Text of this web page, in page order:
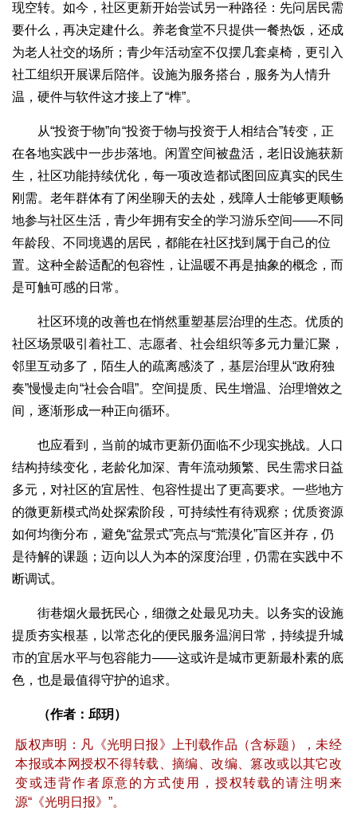
现空转。如今，社区更新开始尝试另一种路径：先问居民需
要什么，再决定建什么。养老食堂不只提供一餐热饭，还成
为老人社交的场所；青少年活动室不仅摆几套桌椅，更引入
社工组织开展课后陪伴。设施为服务搭台，服务为人情升
温，硬件与软件这才接上了“榫”。
从“投资于物”向“投资于物与投资于人相结合”转变，正
在各地实践中一步步落地。闲置空间被盘活，老旧设施获新
生，社区功能持续优化，每一项改造都试图回应真实的民生
刚需。老年群体有了闲坐聊天的去处，残障人士能够更顺畅
地参与社区生活，青少年拥有安全的学习游乐空间——不同
年龄段、不同境遇的居民，都能在社区找到属于自己的位
置。这种全龄适配的包容性，让温暖不再是抽象的概念，而
是可触可感的日常。
社区环境的改善也在悄然重塑基层治理的生态。优质的
社区场景吸引着社工、志愿者、社会组织等多元力量汇聚，
邻里互动多了，陌生人的疏离感淡了，基层治理从“政府独
奏”慢慢走向“社会合唱”。空间提质、民生增温、治理增效之
间，逐渐形成一种正向循环。
也应看到，当前的城市更新仍面临不少现实挑战。人口
结构持续变化，老龄化加深、青年流动频繁、民生需求日益
多元，对社区的宜居性、包容性提出了更高要求。一些地方
的微更新模式尚处探索阶段，可持续性有待观察；优质资源
如何均衡分布，避免“盆景式”亮点与“荒漠化”盲区并存，仍
是待解的课题；迈向以人为本的深度治理，仍需在实践中不
断调试。
街巷烟火最抚民心，细微之处最见功夫。以务实的设施
提质夯实根基，以常态化的便民服务温润日常，持续提升城
市的宜居水平与包容能力——这或许是城市更新最朴素的底
色，也是最值得守护的追求。
（作者：邱玥）
版权声明：凡《光明日报》上刊载作品（含标题），未经
本报或本网授权不得转载、摘编、改编、篡改或以其它改
变或违背作者原意的方式使用，授权转载的请注明来
源“《光明日报》”。